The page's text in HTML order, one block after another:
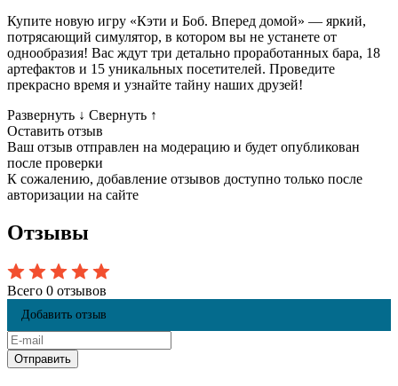
Купите новую игру «Кэти и Боб. Вперед домой» — яркий,
потрясающий симулятор, в котором вы не устанете от
однообразия! Вас ждут три детально проработанных бара, 18
артефактов и 15 уникальных посетителей. Проведите
прекрасно время и узнайте тайну наших друзей!
Развернуть ↓ Свернуть ↑
Оставить отзыв
Ваш отзыв отправлен на модерацию и будет опубликован
после проверки
К сожалению, добавление отзывов доступно только после
авторизации на сайте
Отзывы
Всего 0 отзывов
Добавить отзыв